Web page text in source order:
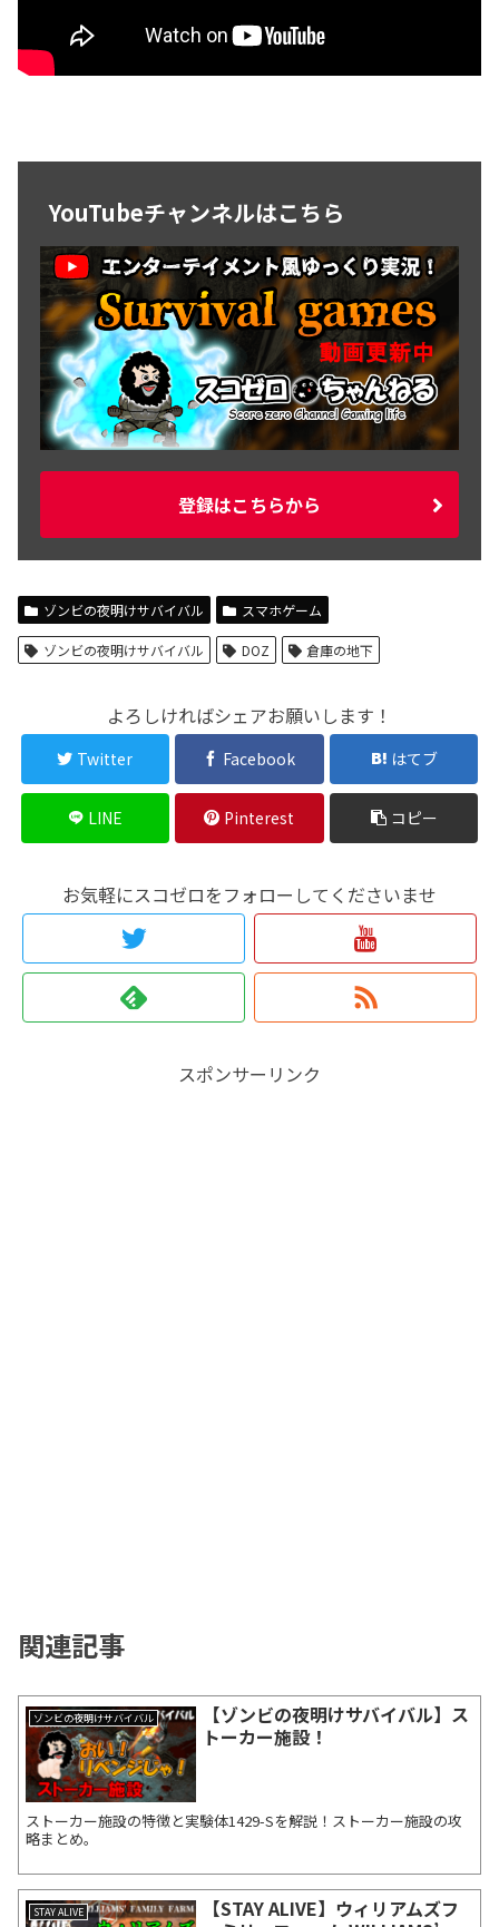
YouTubeチャンネルはこちら
登録はこちらから
ゾンビの夜明けサバイバル スマホゲーム
ゾンビの夜明けサバイバル DOZ 倉庫の地下
よろしければシェアお願いします！
Twitter Facebook はてブ
LINE Pinterest コピー
お気軽にスコゼロをフォローしてくださいませ
スポンサーリンク
関連記事
ゾンビの夜明けサバイバル
【ゾンビの夜明けサバイバル】ス
トーカー施設！
ストーカー施設の特徴と実験体1429-Sを解説！ストーカー施設の攻
略まとめ。
STAY ALIVE
【STAY ALIVE】ウィリアムズフ